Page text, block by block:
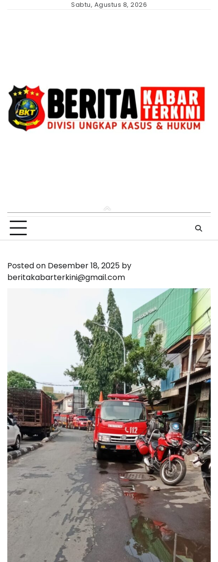
Sabtu, Agustus 8, 2026
Posted on Desember 18, 2025 by
beritakabarterkini@gmail.com